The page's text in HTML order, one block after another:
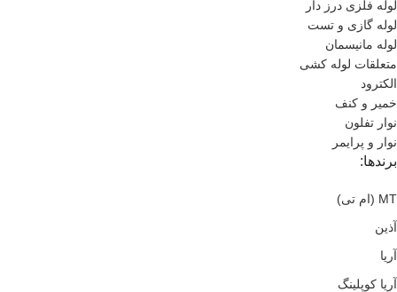
لوله فلزی درز دار
لوله گازی و تست
لوله مانیسمان
متعلقات لوله کشی
الکترود
خمیر و کنف
نوار تفلون
نوار و پرایمر
برندها:
MT (ام تی)
آذین
آریا
آریا کوپلینگ